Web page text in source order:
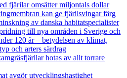
fjärilar omsätter miljontals dollar
kan ge fjärilsvingar färg
av danska habitatspecialister
till nya områden i Sverige och
120 år– betydelsen av klimat,
och arters särdrag
hotas av allt torrare
avgör utvecklingshastighet